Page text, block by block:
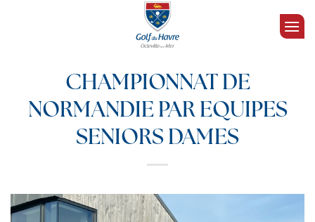
CHAMPIONNAT DE
NORMANDIE PAR EQUIPES
SENIORS DAMES